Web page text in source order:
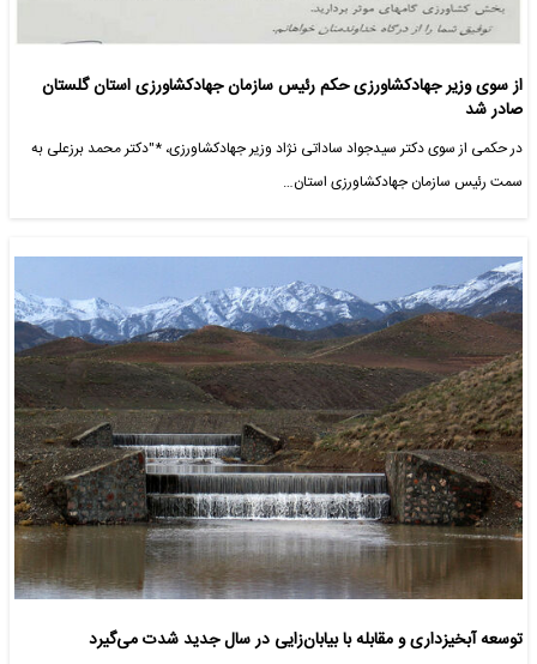
از سوی وزیر جهادکشاورزی حکم رئیس سازمان جهادکشاورزی استان گلستان
صادر شد
در حکمی از سوی دکتر سیدجواد ساداتی نژاد وزیر جهادکشاورزی، *"دکتر محمد برزعلی به
سمت رئیس سازمان جهادکشاورزی استان…
توسعه آبخیزداری و مقابله با بیابان‌زایی در سال جدید شدت می‌گیرد